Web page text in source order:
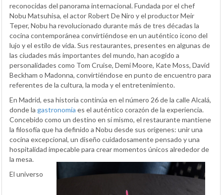
reconocidas del panorama internacional. Fundada por el chef
Nobu Matsuhisa, el actor Robert De Niro y el productor Meir
Teper, Nobu ha revolucionado durante más de tres décadas la
cocina contemporánea convirtiéndose en un auténtico icono del
lujo y el estilo de vida. Sus restaurantes, presentes en algunas de
las ciudades más importantes del mundo, han acogido a
personalidades como Tom Cruise, Demi Moore, Kate Moss, David
Beckham o Madonna, convirtiéndose en punto de encuentro para
referentes de la cultura, la moda y el entretenimiento.
En Madrid, esa historia continúa en el número 26 de la calle Alcalá,
donde la gastronomía es el auténtico corazón de la experiencia.
Concebido como un destino en sí mismo, el restaurante mantiene
la filosofía que ha definido a Nobu desde sus orígenes: unir una
cocina excepcional, un diseño cuidadosamente pensado y una
hospitalidad impecable para crear momentos únicos alrededor de
la mesa.
El universo